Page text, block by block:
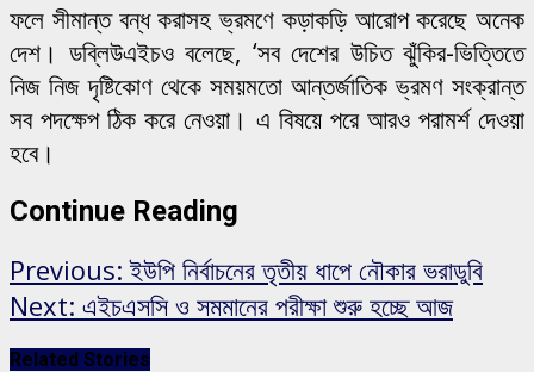
ফলে সীমান্ত বন্ধ করাসহ ভ্রমণে কড়াকড়ি আরোপ করেছে অনেক
দেশ। ডব্লিউএইচও বলেছে, ‘সব দেশের উচিত ঝুঁকির-ভিত্তিতে
নিজ নিজ দৃষ্টিকোণ থেকে সময়মতো আন্তর্জাতিক ভ্রমণ সংক্রান্ত
সব পদক্ষেপ ঠিক করে নেওয়া। এ বিষয়ে পরে আরও পরামর্শ দেওয়া
হবে।
Continue Reading
Previous: ইউপি নির্বাচনের তৃতীয় ধাপে নৌকার ভরাডুবি
Next: এইচএসসি ও সমমানের পরীক্ষা শুরু হচ্ছে আজ
Related Stories